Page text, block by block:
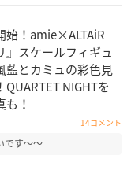
始！amie×ALTAiR
』スケールフィギュ
藍とカミュの彩色見
QUARTET NIGHT​を
！
14コメント
です〜〜